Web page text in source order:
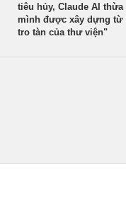
tiêu hủy, Claude AI thừa
mình được xây dựng từ
tro tàn của thư viện"